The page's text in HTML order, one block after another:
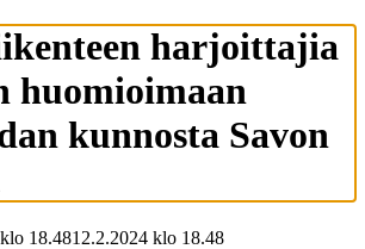
harjoittajia
huomioimaan
kunnosta Savon
18.4812.2.2024 klo 18.48